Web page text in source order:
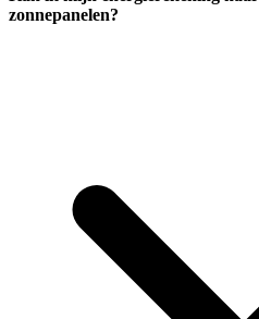
zonnepanelen?